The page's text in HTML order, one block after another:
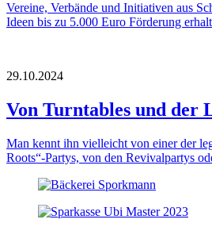
Vereine, Verbände und Initiativen aus
Ideen bis zu 5.000 Euro Förderung
29.10.2024
Von Turntables und der
Man kennt ihn vielleicht von einer der
Roots“-Partys, von den Revivalpartys